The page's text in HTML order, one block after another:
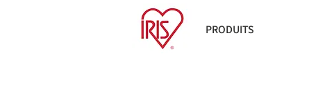
PRODUITS